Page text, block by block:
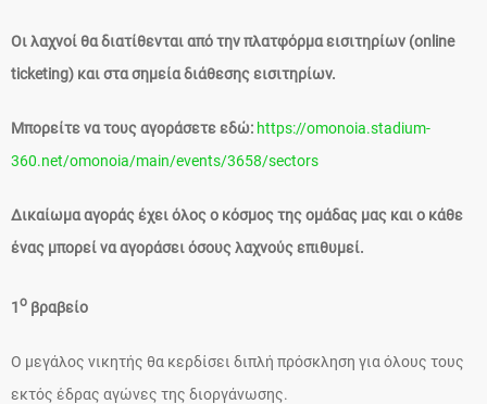
Οι λαχνοί θα διατίθενται από την πλατφόρμα εισιτηρίων (online
ticketing) και στα σημεία διάθεσης εισιτηρίων.
Μπορείτε να τους αγοράσετε εδώ: https://omonoia.stadium-
360.net/omonoia/main/events/3658/sectors
Δικαίωμα αγοράς έχει όλος ο κόσμος της ομάδας μας και ο κάθε
ένας μπορεί να αγοράσει όσους λαχνούς επιθυμεί.
1ο βραβείο
Ο μεγάλος νικητής θα κερδίσει διπλή πρόσκληση για όλους τους
εκτός έδρας αγώνες της διοργάνωσης.